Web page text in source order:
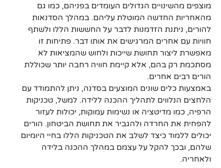
מוצפים מהשינויים הגדולים העומדים בפניהם, כמו גם
מהאחריות החדשה המוטלת עליהם. במהלך הסדנאות
להורים, ניתנת הזדמנות לדבר על החששות הללו ולשתף
חוויות עם אחרים המרגישים את אותו דבר. פתיחות זו
מאפשרת ליצור תחושת שייכות ולחוש שהמציאות לא
מסתכמת רק בהם, אלא קיימת חוויה רחבה יותר שכוללת
הורים רבים אחרים.
באמצעות כלים שונים המוצעים בסדנה, ניתן להתמודד עם
הלחצים הנלווים לתהליך ההכנה ללידה. למשל, טכניקות
הרפיה, כמו מדיטציה או נשימות עמוקות, יכולות לעזור
להפחית את החרדה ולהגביר את תחושת הביטחון. הורים
יכולים ללמוד כיצד לשלב את הטכניקות הללו בחיי היומיום
שלהם, ובכך להקל על עצמם במהלך ההכנה בלידה
ולאחריה.